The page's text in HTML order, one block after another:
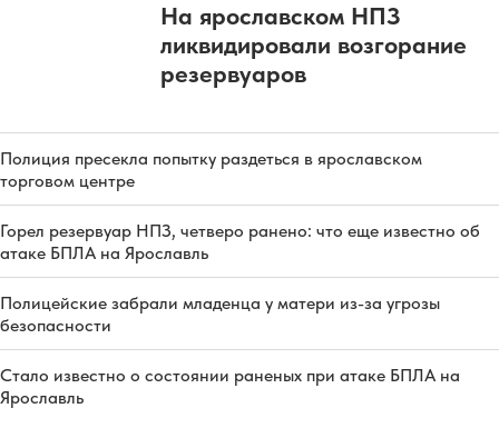
На ярославском НПЗ
ликвидировали возгорание
резервуаров
Полиция пресекла попытку раздеться в ярославском
торговом центре
Горел резервуар НПЗ, четверо ранено: что еще известно об
атаке БПЛА на Ярославль
Полицейские забрали младенца у матери из-за угрозы
безопасности
Стало известно о состоянии раненых при атаке БПЛА на
Ярославль